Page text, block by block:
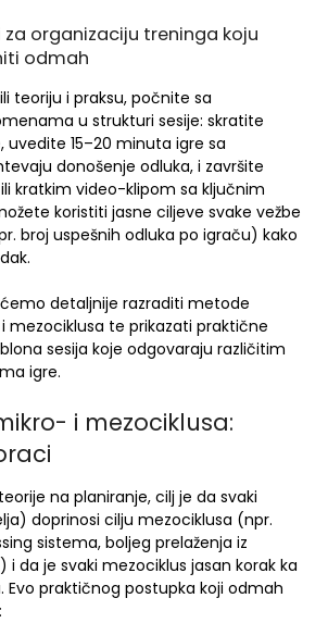
za organizaciju treninga koju
odmah
teoriju i praksu, počnite sa
u strukturi sesije: skratite
uvedite 15–20 minuta igre sa
donošenje odluka, i završite
kratkim video-klipom sa ključnim
koristiti jasne ciljeve svake vežbe
broj uspešnih odluka po igraču) kako
detaljnije razraditi metode
mezociklusa te prikazati praktične
sesija koje odgovaraju različitim
igre.
i mezociklusa:
na planiranje, cilj je da svaki
doprinosi cilju mezociklusa (npr.
sistema, boljeg prelaženja iz
da je svaki mezociklus jasan korak ka
Evo praktičnog postupka koji odmah